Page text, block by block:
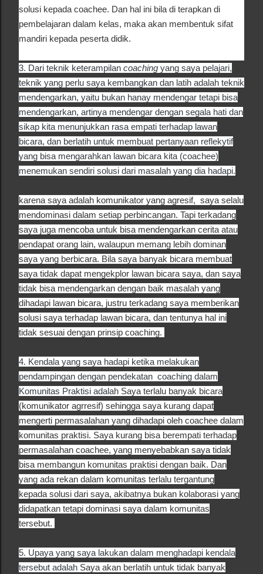
solusi kepada coachee. Dan hal ini bila di terapkan di
pembelajaran dalam kelas, maka akan membentuk sifat
mandiri kepada peserta didik.
3. Dari teknik keterampilan coaching yang saya pelajari,
teknik yang perlu saya kembangkan dan latih adalah teknik
mendengarkan, yaitu bukan hanay mendengar tetapi bisa
mendengarkan, artinya mendengar dengan segala hati dan
sikap kita menunjukkan rasa empati terhadap lawan
bicara, dan berlatih untuk membuat pertanyaan reflekytif
yang bisa mengarahkan lawan bicara kita (coachee)
menemukan sendiri solusi dari masalah yang dia hadapi.
karena saya adalah komunikator yang agresif, saya selalu
mendominasi dalam setiap perbincangan. Tapi terkadang
saya juga mencoba untuk bisa mendengarkan cerita atau
pendapat orang lain, walaupun memang lebih dominan
saya yang berbicara. Bila saya banyak bicara membuat
saya tidak dapat mengekplor lawan bicara saya, dan saya
tidak bisa mendengarkan dengan baik masalah yang
dihadapi lawan bicara, justru terkadang saya memberikan
solusi saya terhadap lawan bicara, dan tentunya hal ini
tidak sesuai dengan prinsip coaching.
4. Kendala yang saya hadapi ketika melakukan
pendampingan dengan pendekatan coaching dalam
Komunitas Praktisi adalah Saya terlalu banyak bicara
(komunikator agrresif) sehingga saya kurang dapat
mengerti permasalahan yang dihadapi oleh coachee dalam
komunitas praktisi. Saya kurang bisa berempati terhadap
permasalahan coachee, yang menyebabkan saya tidak
bisa membangun komunitas praktisi dengan baik. Dan
yang ada rekan dalam komunitas terlalu tergantung
kepada solusi dari saya, akibatnya bukan kolaborasi yang
didapatkan tetapi dominasi saya dalam komunitas
tersebut.
5. Upaya yang saya lakukan dalam menghadapi kendala
tersebut adalah Saya akan berlatih untuk tidak banyak